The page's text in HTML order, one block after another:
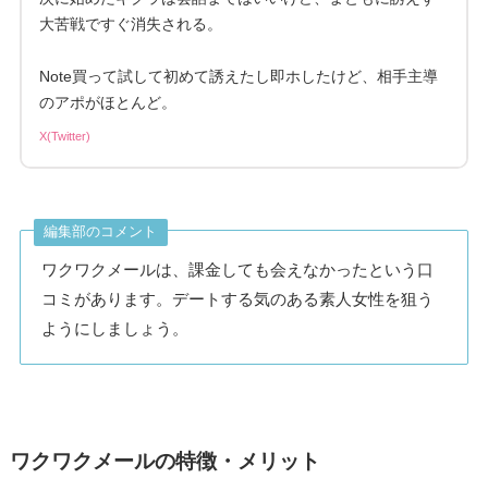
大苦戦ですぐ消失される。
Note買って試して初めて誘えたし即ホしたけど、相手主導
のアポがほとんど。
X(Twitter)
編集部のコメント
ワクワクメールは、課金しても会えなかったという口
コミがあります。デートする気のある素人女性を狙う
ようにしましょう。
ワクワクメールの特徴・メリット